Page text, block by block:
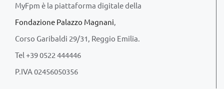
MyFpm è la piattaforma digitale della
Fondazione Palazzo Magnani,
Corso Garibaldi 29/31, Reggio Emilia.
Tel +39 0522 444446
P.IVA 02456050356